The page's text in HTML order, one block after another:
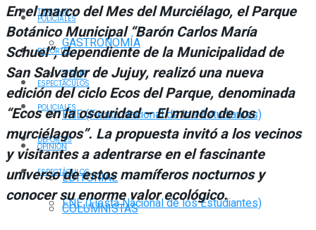
POLICIALES
DEPORTES
ESPECTÁCULOS
FNE (Fiesta Nacional de los Estudiantes)
OPINIÓN
EDITORIAL
COLUMNISTAS
TURISMO
GASTRONOMÍA
TRIP
POLICIALES
DEPORTES
ESPECTÁCULOS
FNE (Fiesta Nacional de los Estudiantes)
En el marco del Mes del Murciélago, el Parque
Botánico Municipal “Barón Carlos María
Schuel”, dependiente de la Municipalidad de
San Salvador de Jujuy, realizó una nueva
edición del ciclo Ecos del Parque, denominada
“Ecos en la oscuridad – El mundo de los
murciélagos”. La propuesta invitó a los vecinos
y visitantes a adentrarse en el fascinante
universo de estos mamíferos nocturnos y
conocer su enorme valor ecológico.